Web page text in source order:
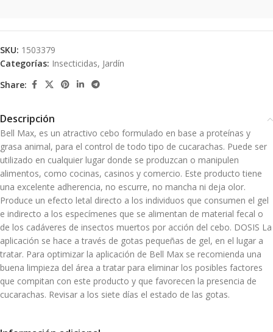
SKU: 1503379
Categorías: Insecticidas, Jardín
Share:
Descripción
Bell Max, es un atractivo cebo formulado en base a proteínas y
grasa animal, para el control de todo tipo de cucarachas. Puede ser
utilizado en cualquier lugar donde se produzcan o manipulen
alimentos, como cocinas, casinos y comercio. Este producto tiene
una excelente adherencia, no escurre, no mancha ni deja olor.
Produce un efecto letal directo a los individuos que consumen el gel
e indirecto a los especímenes que se alimentan de material fecal o
de los cadáveres de insectos muertos por acción del cebo. DOSIS La
aplicación se hace a través de gotas pequeñas de gel, en el lugar a
tratar. Para optimizar la aplicación de Bell Max se recomienda una
buena limpieza del área a tratar para eliminar los posibles factores
que compitan con este producto y que favorecen la presencia de
cucarachas. Revisar a los siete días el estado de las gotas.